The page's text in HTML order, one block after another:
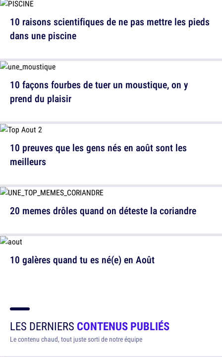
10 raisons scientifiques de ne pas mettre les pieds
dans une piscine
10 preuves que les gens nés en août sont les
meilleurs
10 galères quand tu es né(e) en Août
10 façons fourbes de tuer un moustique, on y
prend du plaisir
20 memes drôles quand on déteste la coriandre
LES DERNIERS CONTENUS PUBLIÉS
Le contenu chaud, tout juste sorti de notre équipe